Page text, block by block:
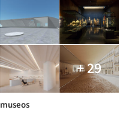
+ 29
museos